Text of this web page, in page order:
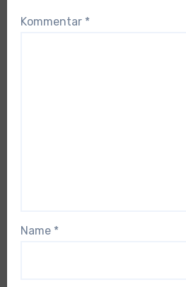
Kommentar *
Name *